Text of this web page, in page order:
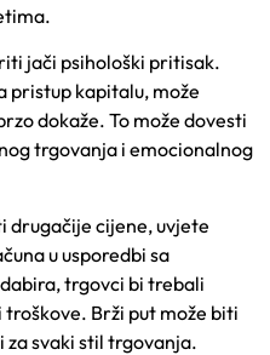
jači psihološki pritisak.
pristup kapitalu, može
dokaže. To može dovesti
trgovanja i emocionalnog
drugačije cijene, uvjete
u usporedbi sa
trgovci bi trebali
Brži put može biti
za svaki stil trgovanja.